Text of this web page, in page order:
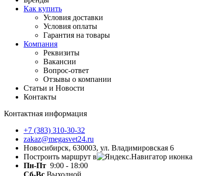
Как купить
Условия доставки
Условия оплаты
Гарантия на товары
Компания
Реквизиты
Вакансии
Вопрос-ответ
Отзывы о компании
Статьи и Новости
Контакты
Контактная информация
+7 (383) 310-30-32
zakaz@megasvet24.ru
Новосибирск, 630003, ул. Владимировская 6
Построить маршрут в
Пн-Пт 9:00 - 18:00
Сб-Вс Выходной